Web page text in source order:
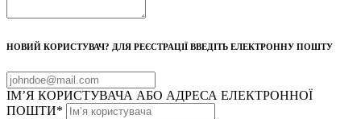
НОВИЙ КОРИСТУВАЧ? ДЛЯ РЕЄСТРАЦІЇ ВВЕДІТЬ ЕЛЕКТРОННУ ПОШТУ
ІМ’Я КОРИСТУВАЧА АБО АДРЕСА ЕЛЕКТРОННОЇ
ПОШТИ*